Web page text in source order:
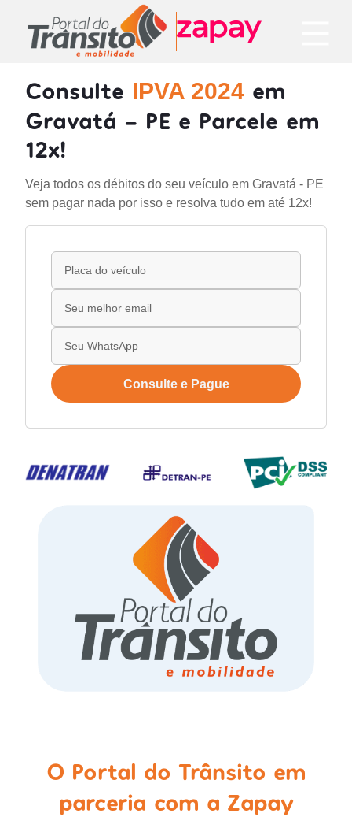
Consulte IPVA 2024 em
Gravatá - PE e Parcele em
12x!
Veja todos os débitos do seu veículo em Gravatá - PE
sem pagar nada por isso e resolva tudo em até 12x!
Consulte e Pague
O Portal do Trânsito em
parceria com a Zapay